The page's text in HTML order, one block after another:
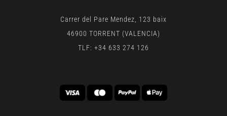
Carrer del Pare Mendez, 123 baix
46900 TORRENT (VALENCIA)
TLF: +34 633 274 126